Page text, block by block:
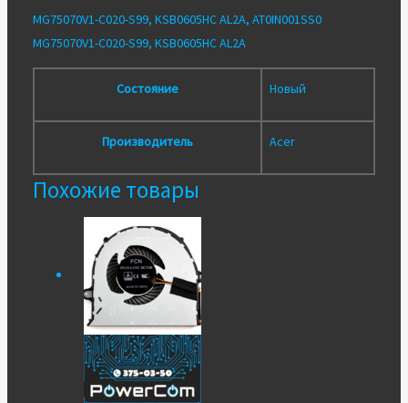
MG75070V1-C020-S99, KSB0605HC AL2A, AT0IN001SS0
MG75070V1-C020-S99, KSB0605HC AL2A
Состояние Новый
Производитель Acer
Похожие товары